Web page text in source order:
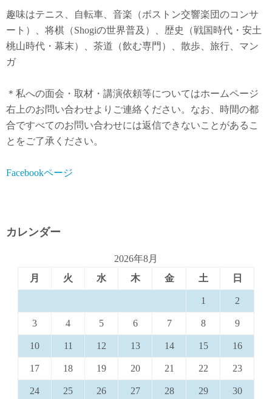
趣味はテニス、自転車、音楽（ボストン交響楽団のコンサ
ート）、将棋（Shogiの世界普及）、歴史（戦国時代・安土
桃山時代・幕末）、茶道（飲む専門）、散歩、旅行、マン
ガ
＊私への面会・取材・講演依頼等についてはホームページ
右上のお問い合わせよりご連絡ください。なお、時間の都
合ですべてのお問い合わせには返信できないことがあるこ
とをご了承ください。
Facebookページ
カレンダー
2026年8月
月
火 水 木 金 土 日
1 2
3 4 5 6 7 8 9
10 11 12 13 14 15 16
17 18 19 20 21 22 23
24 25 26 27 28 29 30